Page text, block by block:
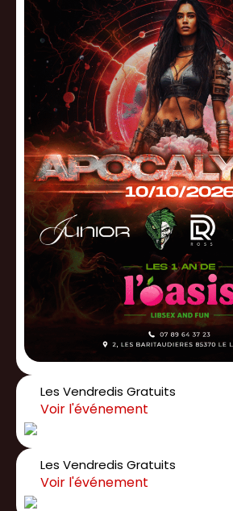
Les Vendredis Gratuits
Les Vendredis Gratuits